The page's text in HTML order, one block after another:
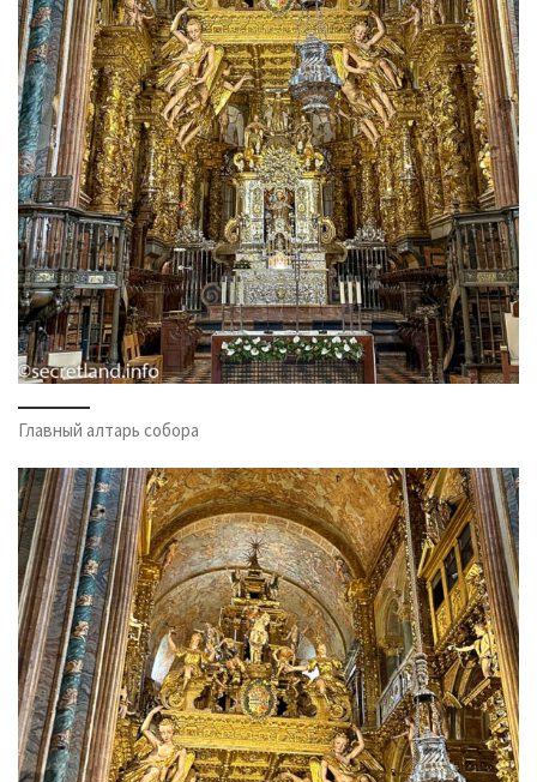
Главный алтарь собора